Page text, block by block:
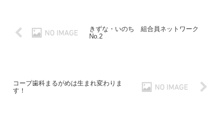
きずな・いのち 組合員ネットワーク
No.2
コープ歯科まるがめは生まれ変わりま
す！